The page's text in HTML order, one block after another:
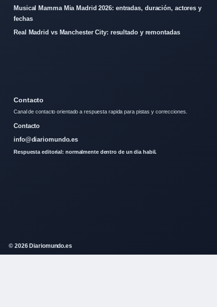
Musical Mamma Mia Madrid 2026: entradas, duración, actores y
fechas
Real Madrid vs Manchester City: resultado y remontadas
Contacto
Canal de contacto orientado a respuesta rapida para pistas y correcciones.
Contacto
info@diariomundo.es
Respuesta editorial: normalmente dentro de un dia habil.
© 2026 Diariomundo.es